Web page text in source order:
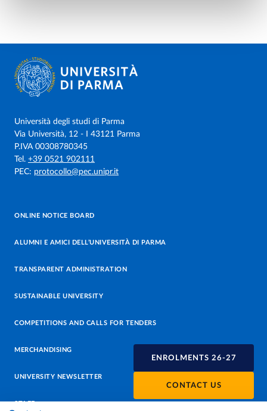
ENROLMENTS 26-27
CONTACT US
Università degli studi di Parma
Via Università, 12 - I 43121 Parma
P.IVA 00308780345
Tel. +39 0521 902111
PEC: protocollo@pec.unipr.it
ONLINE NOTICE BOARD
ALUMNI E AMICI DELL’UNIVERSITÀ DI PARMA
TRANSPARENT ADMINISTRATION
SUSTAINABLE UNIVERSITY
COMPETITIONS AND CALLS FOR TENDERS
MERCHANDISING
UNIVERSITY NEWSLETTER
STAFF